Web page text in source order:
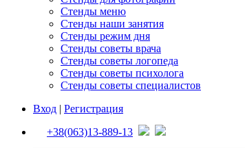
Стенды меню
Стенды наши занятия
Стенды режим дня
Стенды советы врача
Стенды советы логопеда
Стенды советы психолога
Стенды советы специалистов
Вход | Регистрация
+38(063)13-889-13